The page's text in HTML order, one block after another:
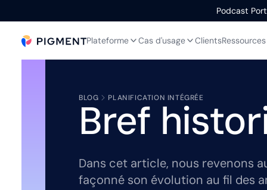
Podcast
Plateforme Cas d'usage ClientsRessources
BLOG PLANIFICATION INTÉGRÉE
Bref
Dans cet article, nous revenons
façonné son évolution au fil des